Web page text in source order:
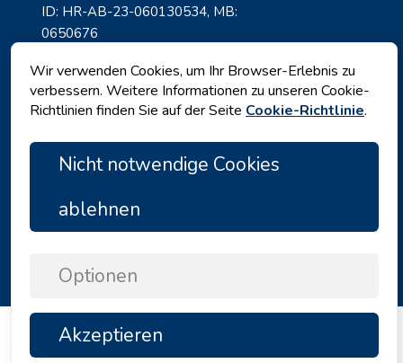
ID: HR-AB-23-060130534, MB:
0650676
Copyright © 2026 by Angelina Tours d.o.o.
Wir verwenden Cookies, um Ihr Browser-Erlebnis zu
verbessern. Weitere Informationen zu unseren Cookie-
Richtlinien finden Sie auf der Seite Cookie-Richtlinie.
Nicht notwendige Cookies
ablehnen
Optionen
Akzeptieren